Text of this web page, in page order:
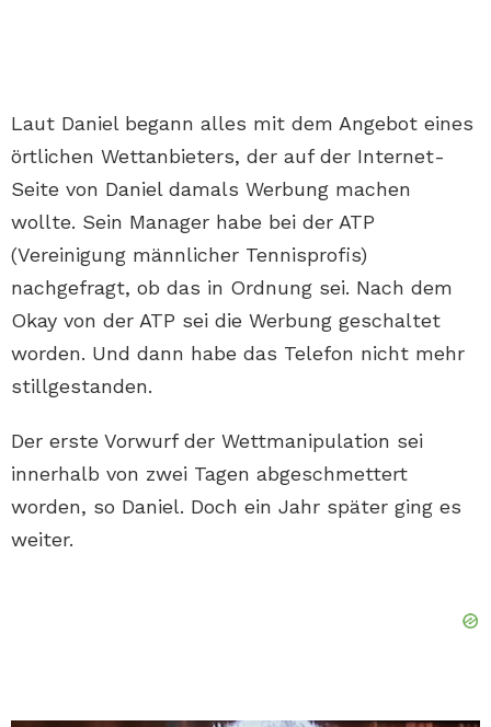
Laut Daniel begann alles mit dem Angebot eines
örtlichen Wettanbieters, der auf der Internet-
Seite von Daniel damals Werbung machen
wollte. Sein Manager habe bei der ATP
(Vereinigung männlicher Tennisprofis)
nachgefragt, ob das in Ordnung sei. Nach dem
Okay von der ATP sei die Werbung geschaltet
worden. Und dann habe das Telefon nicht mehr
stillgestanden.
Der erste Vorwurf der Wettmanipulation sei
innerhalb von zwei Tagen abgeschmettert
worden, so Daniel. Doch ein Jahr später ging es
weiter.